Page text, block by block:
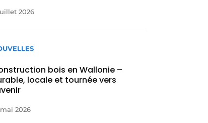
2026
bois en Wallonie –
locale et tournée vers
mai 2026